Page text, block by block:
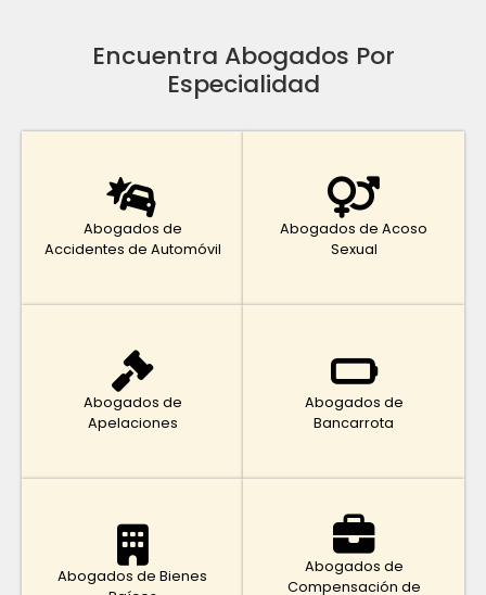
Encuentra Abogados Por
Especialidad
Abogados de
Accidentes de Automóvil
Abogados de Acoso
Sexual
Abogados de
Apelaciones
Abogados de
Bancarrota
Abogados de Bienes
Abogados de
Compensación de